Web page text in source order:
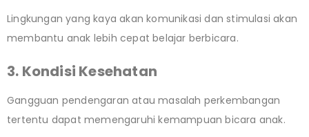
Lingkungan yang kaya akan komunikasi dan stimulasi akan
membantu anak lebih cepat belajar berbicara.
3. Kondisi Kesehatan
Gangguan pendengaran atau masalah perkembangan
tertentu dapat memengaruhi kemampuan bicara anak.